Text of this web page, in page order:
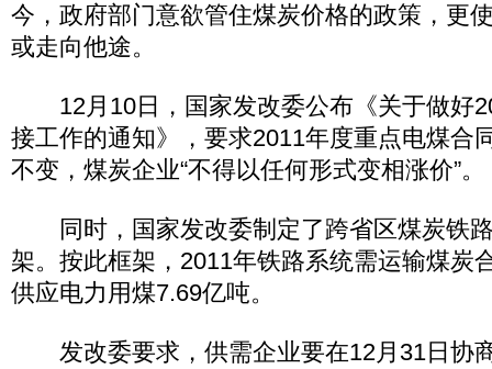
今，政府部门意欲管住煤炭价格的政策，更
或走向他途。
12月10日，国家发改委公布《关于做好
接工作的通知》，要求2011年度重点电煤合
不变，煤炭企业“不得以任何形式变相涨价”。
同时，国家发改委制定了跨省区煤炭铁
架。按此框架，2011年铁路系统需运输煤炭
供应电力用煤7.69亿吨。
发改委要求，供需企业要在12月31日协